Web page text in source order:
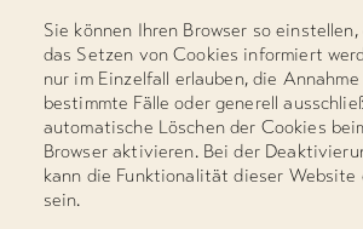
Sie können Ihren Browser so
das Setzen von Cookies informiert
nur im Einzelfall erlauben, die
bestimmte Fälle oder generell
automatische Löschen der Cookies
Browser aktivieren. Bei der
kann die Funktionalität dieser Website
sein.